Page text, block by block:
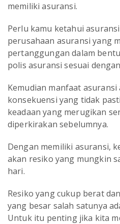
memiliki asuransi.
Perlu kamu ketahui
perusahaan asuransi yang
pertanggungan dalam
polis asuransi sesuai
Kemudian manfaat
konsekuensi yang tidak
keadaan yang merugikan
diperkirakan sebelumnya.
Dengan memiliki asuransi,
akan resiko yang mungkin
hari.
Resiko yang cukup berat
yang besar salah satunya
Untuk itu penting jika kita